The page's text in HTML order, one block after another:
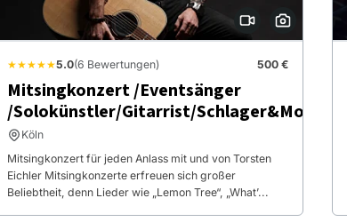
★★★★★5.0(6 Bewertungen) 500 €
Mitsingkonzert /Eventsänger
/Solokünstler/Gitarrist/Schlager&More
Köln
Mitsingkonzert für jeden Anlass mit und von Torsten
Eichler Mitsingkonzerte erfreuen sich großer
Beliebtheit, denn Lieder wie „Lemon Tree“, „What’...